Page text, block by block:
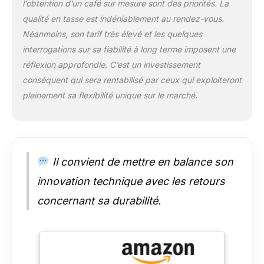
automatique avec la
technologie
LatteCrema Hot pour
des boissons
onctueuses et denses
d'une simple pression
sur un bouton ; la
carafe lavable au lave-
STYLE ET
machine automatique
la plus compacte de la
gamme De'Longhi,
et des reflets brillants,
conçue avec un
design entièrement
l’obtention d’un café sur mesure sont des priorités. La
qualité en tasse est indéniablement au rendez-vous.
Néanmoins, son tarif très élevé et les quelques
interrogations sur sa fiabilité à long terme imposent une
réflexion approfondie. C’est un investissement
conséquent qui sera rentabilisé par ceux qui exploiteront
pleinement sa flexibilité unique sur le marché.
Il convient de mettre en balance son
innovation technique avec les retours
concernant sa durabilité.